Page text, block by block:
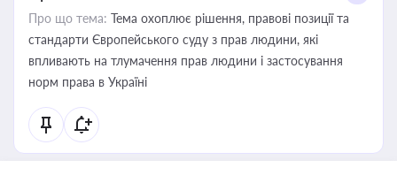
Про що тема: Тема охоплює рішення, правові позиції та
стандарти Європейського суду з прав людини, які
впливають на тлумачення прав людини і застосування
норм права в Україні